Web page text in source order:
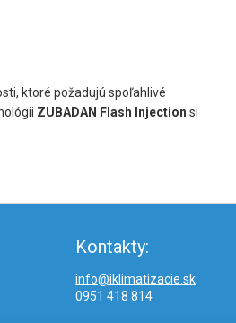
ktoré požadujú spoľahlivé
ZUBADAN Flash Injection si
Kontakty:
info@iklimatizacie.sk
0951 418 814